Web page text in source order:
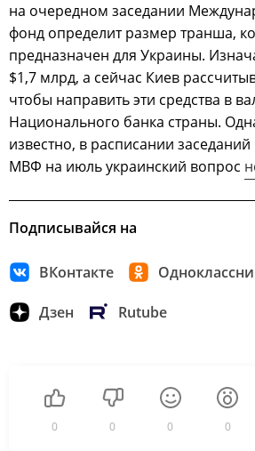
на очередном заседании
фонд определит размер транша,
предназначен для Украины.
$1,7 млрд, а сейчас Киев
чтобы направить эти средства в
Национального банка страны.
известно, в расписании
МВФ на июль украинский вопрос
Подписывайся на
ВКонтакте
Дзен Rutube
0 0 0 0